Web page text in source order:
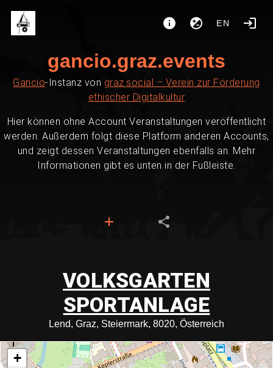
EN
gancio.graz.events
Gancio-Instanz von graz.social – Verein zur Förderung
ethischer Digitalkultur
Hier können ohne Account Veranstaltungen veröffentlicht
werden. Außerdem folgt diese Platform anderen Accounts,
und zeigt dessen Veranstaltungen ebenfalls an. Mehr
Informationen gibt es unten in der Fußleiste.
VOLKSGARTEN
SPORTANLAGE
Lend, Graz, Steiermark, 8020, Österreich
+